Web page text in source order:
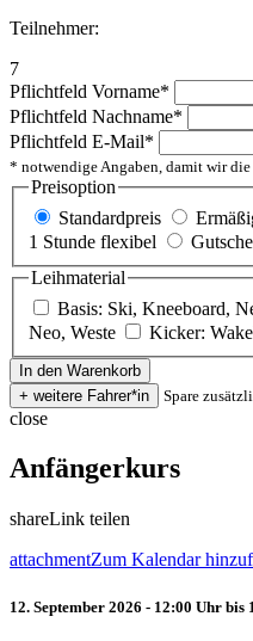
Teilnehmer:
7
Pflichtfeld Vorname*
Pflichtfeld Nachname*
Pflichtfeld E-Mail*
* notwendige Angaben, damit wir
Preisoption
Standardpreis
1 Stunde flexibel
Leihmaterial
Basis: Ski, Kneeboard,
Neo, Weste
Kicker:
Spare
close
Anfängerkurs
shareLink teilen
attachmentZum Kalendar
12. September 2026 - 12:00 Uhr bis